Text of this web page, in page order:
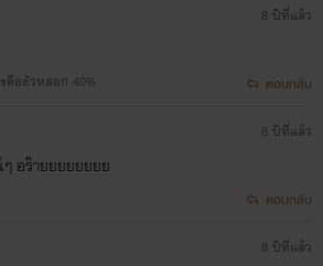
คือตัวหลอก 40%
8 ปีที่แล้ว
ตอบกลับ
อร๊ายยยยยยยย
8 ปีที่แล้ว
ตอบกลับ
8 ปีที่แล้ว